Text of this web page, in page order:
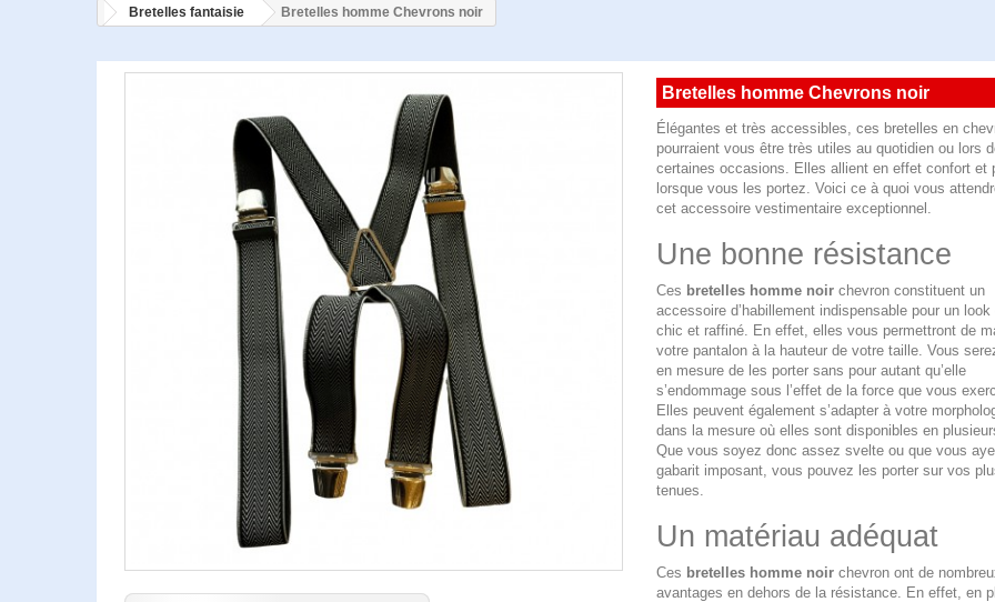
Bretelles fantaisie Bretelles homme Chevrons noir
Bretelles homme Chevrons noir
Élégantes et très accessibles, ces bretelles en
pourraient vous être très utiles au quotidien ou lors
certaines occasions. Elles allient en effet confort et
lorsque vous les portez. Voici ce à quoi vous
cet accessoire vestimentaire exceptionnel.
Une bonne résistance
Ces bretelles homme noir chevron constituent un
accessoire d’habillement indispensable pour un
chic et raffiné. En effet, elles vous permettront de
votre pantalon à la hauteur de votre taille. Vous
en mesure de les porter sans pour autant qu’elle
s’endommage sous l’effet de la force que vous
Elles peuvent également s’adapter à votre
dans la mesure où elles sont disponibles en
Que vous soyez donc assez svelte ou que vous
gabarit imposant, vous pouvez les porter sur vos
tenues.
Un matériau adéquat
Ces bretelles homme noir chevron ont de
avantages en dehors de la résistance. En effet, en